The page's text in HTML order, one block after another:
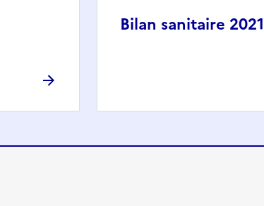
Bilan sanitaire